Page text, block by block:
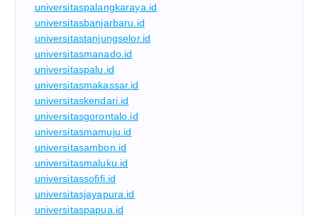
universitaspalangkaraya.id
universitasbanjarbaru.id
universitastanjungselor.id
universitasmanado.id
universitaspalu.id
universitasmakassar.id
universitaskendari.id
universitasgorontalo.id
universitasmamuju.id
universitasambon.id
universitasmaluku.id
universitassofifi.id
universitasjayapura.id
universitaspapua.id